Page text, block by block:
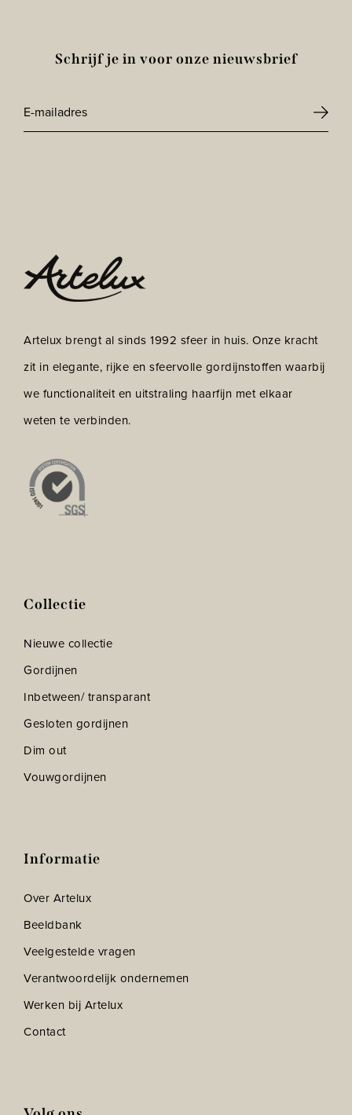
Schrijf je in voor onze nieuwsbrief
mailadres
Artelux brengt al sinds 1992 sfeer in huis. Onze kracht
zit in elegante, rijke en sfeervolle gordijnstoffen waarbij
we functionaliteit en uitstraling haarfijn met elkaar
weten te verbinden.
Collectie
Nieuwe collectie
Gordijnen
Inbetween/ transparant
Gesloten gordijnen
Dim out
Vouwgordijnen
Informatie
Over Artelux
Beeldbank
Veelgestelde vragen
Verantwoordelijk ondernemen
Werken bij Artelux
Contact